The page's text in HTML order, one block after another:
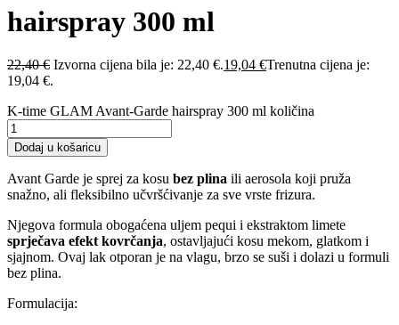
hairspray 300 ml
22,40€ Izvorna cijena bila je: 22,40 €.19,04 €Trenutna cijena je:
19,04 €.
K-time GLAM Avant-Garde hairspray 300 ml količina
Dodaj u košaricu
Avant Garde je sprej za kosu bez plina ili aerosola koji pruža
snažno, ali fleksibilno učvršćivanje za sve vrste frizura.
Njegova formula obogaćena uljem pequi i ekstraktom limete
sprječava efekt kovrčanja, ostavljajući kosu mekom, glatkom i
sjajnom. Ovaj lak otporan je na vlagu, brzo se suši i dolazi u formuli
bez plina.
Formulacija: